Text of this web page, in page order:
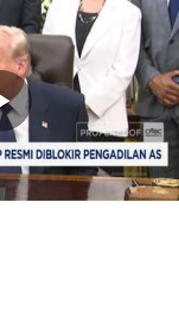
Memutarkan
Video